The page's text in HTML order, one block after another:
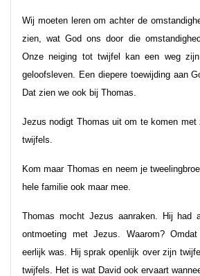
Wij moeten leren om achter de
zien, wat God ons door die
Onze neiging tot twijfel kan een weg
geloofsleven. Een diepere toewijding aan
Dat zien we ook bij Thomas.
Jezus nodigt Thomas uit om te komen
twijfels.
Kom maar Thomas en neem je
hele familie ook maar mee.
Thomas mocht Jezus aanraken. Hij had
ontmoeting met Jezus. Waarom?
eerlijk was. Hij sprak openlijk over zijn
twijfels. Het is wat David ook ervaart